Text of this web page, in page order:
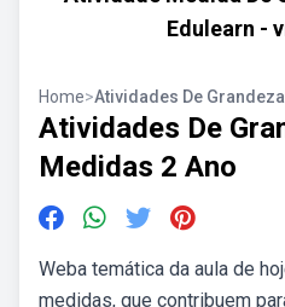
Edulearn -
Home>Atividades De
Atividades De
Medidas 2 Ano
Weba temática da aula de
medidas, que contribuem